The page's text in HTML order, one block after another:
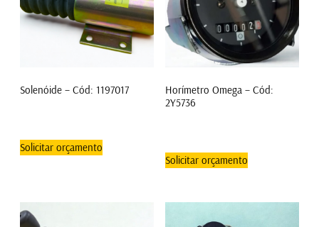
Solenóide – Cód: 1197017
Solicitar orçamento
Horímetro Omega – Cód:
2Y5736
Solicitar orçamento